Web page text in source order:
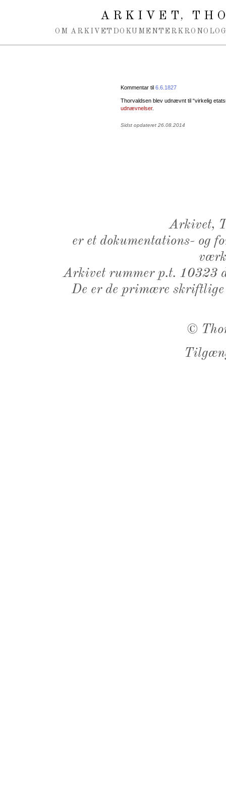
ARKIVET,
OM ARKIVET DOKUMENTER
Kommentar til 6.6.1827
Thorvaldsen blev udnævnt til “virkelig
udnævnelser.
Sidst opdateret 26.08.2014
Arkivet,
er et dokumentations- og
Arkivet rummer p.t. 10323
De er de primære
©